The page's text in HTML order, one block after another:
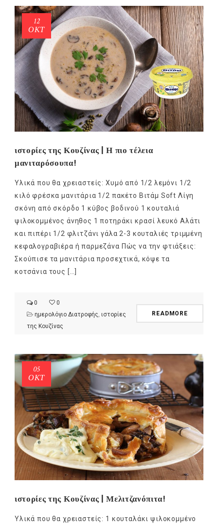
12
ΟΚΤ
ιστορίες της Κουζίνας | Η πιο τέλεια
μανιταρόσουπα!
Υλικά που θα χρειαστείς: Χυμό από 1/2 λεμόνι 1/2
κιλό φρέσκα μανιτάρια 1/2 πακέτο Βιτάμ Soft Λίγη
σκόνη από σκόρδο 1 κύβος βοδινού 1 κουταλιά
ψιλοκομμένος άνηθος 1 ποτηράκι κρασί λευκό Αλάτι
και πιπέρι 1/2 φλιτζάνι γάλα 2-3 κουταλιές τριμμένη
κεφαλογραβιέρα ή παρμεζάνα Πώς να την φτιάξεις:
Σκούπισε τα μανιτάρια προσεχτικά, κόψε τα
κοτσάνια τους […]
0
0
ημερολόγιο Διατροφής, ιστορίες
της Κουζίνας
READMORE
05
ΟΚΤ
ιστορίες της Κουζίνας | Μελιτζανόπιτα!
Υλικά που θα χρειαστείς: 1 κουταλάκι ψιλοκομμένο